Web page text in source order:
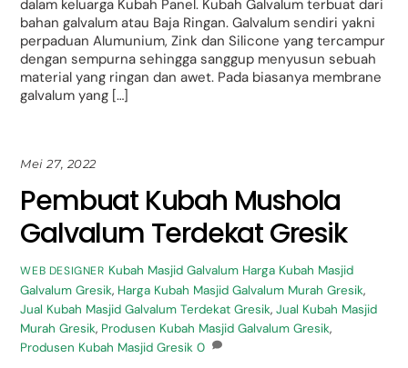
dalam keluarga Kubah Panel. Kubah Galvalum terbuat dari
bahan galvalum atau Baja Ringan. Galvalum sendiri yakni
perpaduan Alumunium, Zink dan Silicone yang tercampur
dengan sempurna sehingga sanggup menyusun sebuah
material yang ringan dan awet. Pada biasanya membrane
galvalum yang […]
Mei 27, 2022
Pembuat Kubah Mushola
Galvalum Terdekat Gresik
WEB DESIGNER Kubah Masjid Galvalum Harga Kubah Masjid
Galvalum Gresik, Harga Kubah Masjid Galvalum Murah Gresik,
Jual Kubah Masjid Galvalum Terdekat Gresik,Jual Kubah Masjid
Murah Gresik, Produsen Kubah Masjid Galvalum Gresik,
Produsen Kubah Masjid Gresik 0